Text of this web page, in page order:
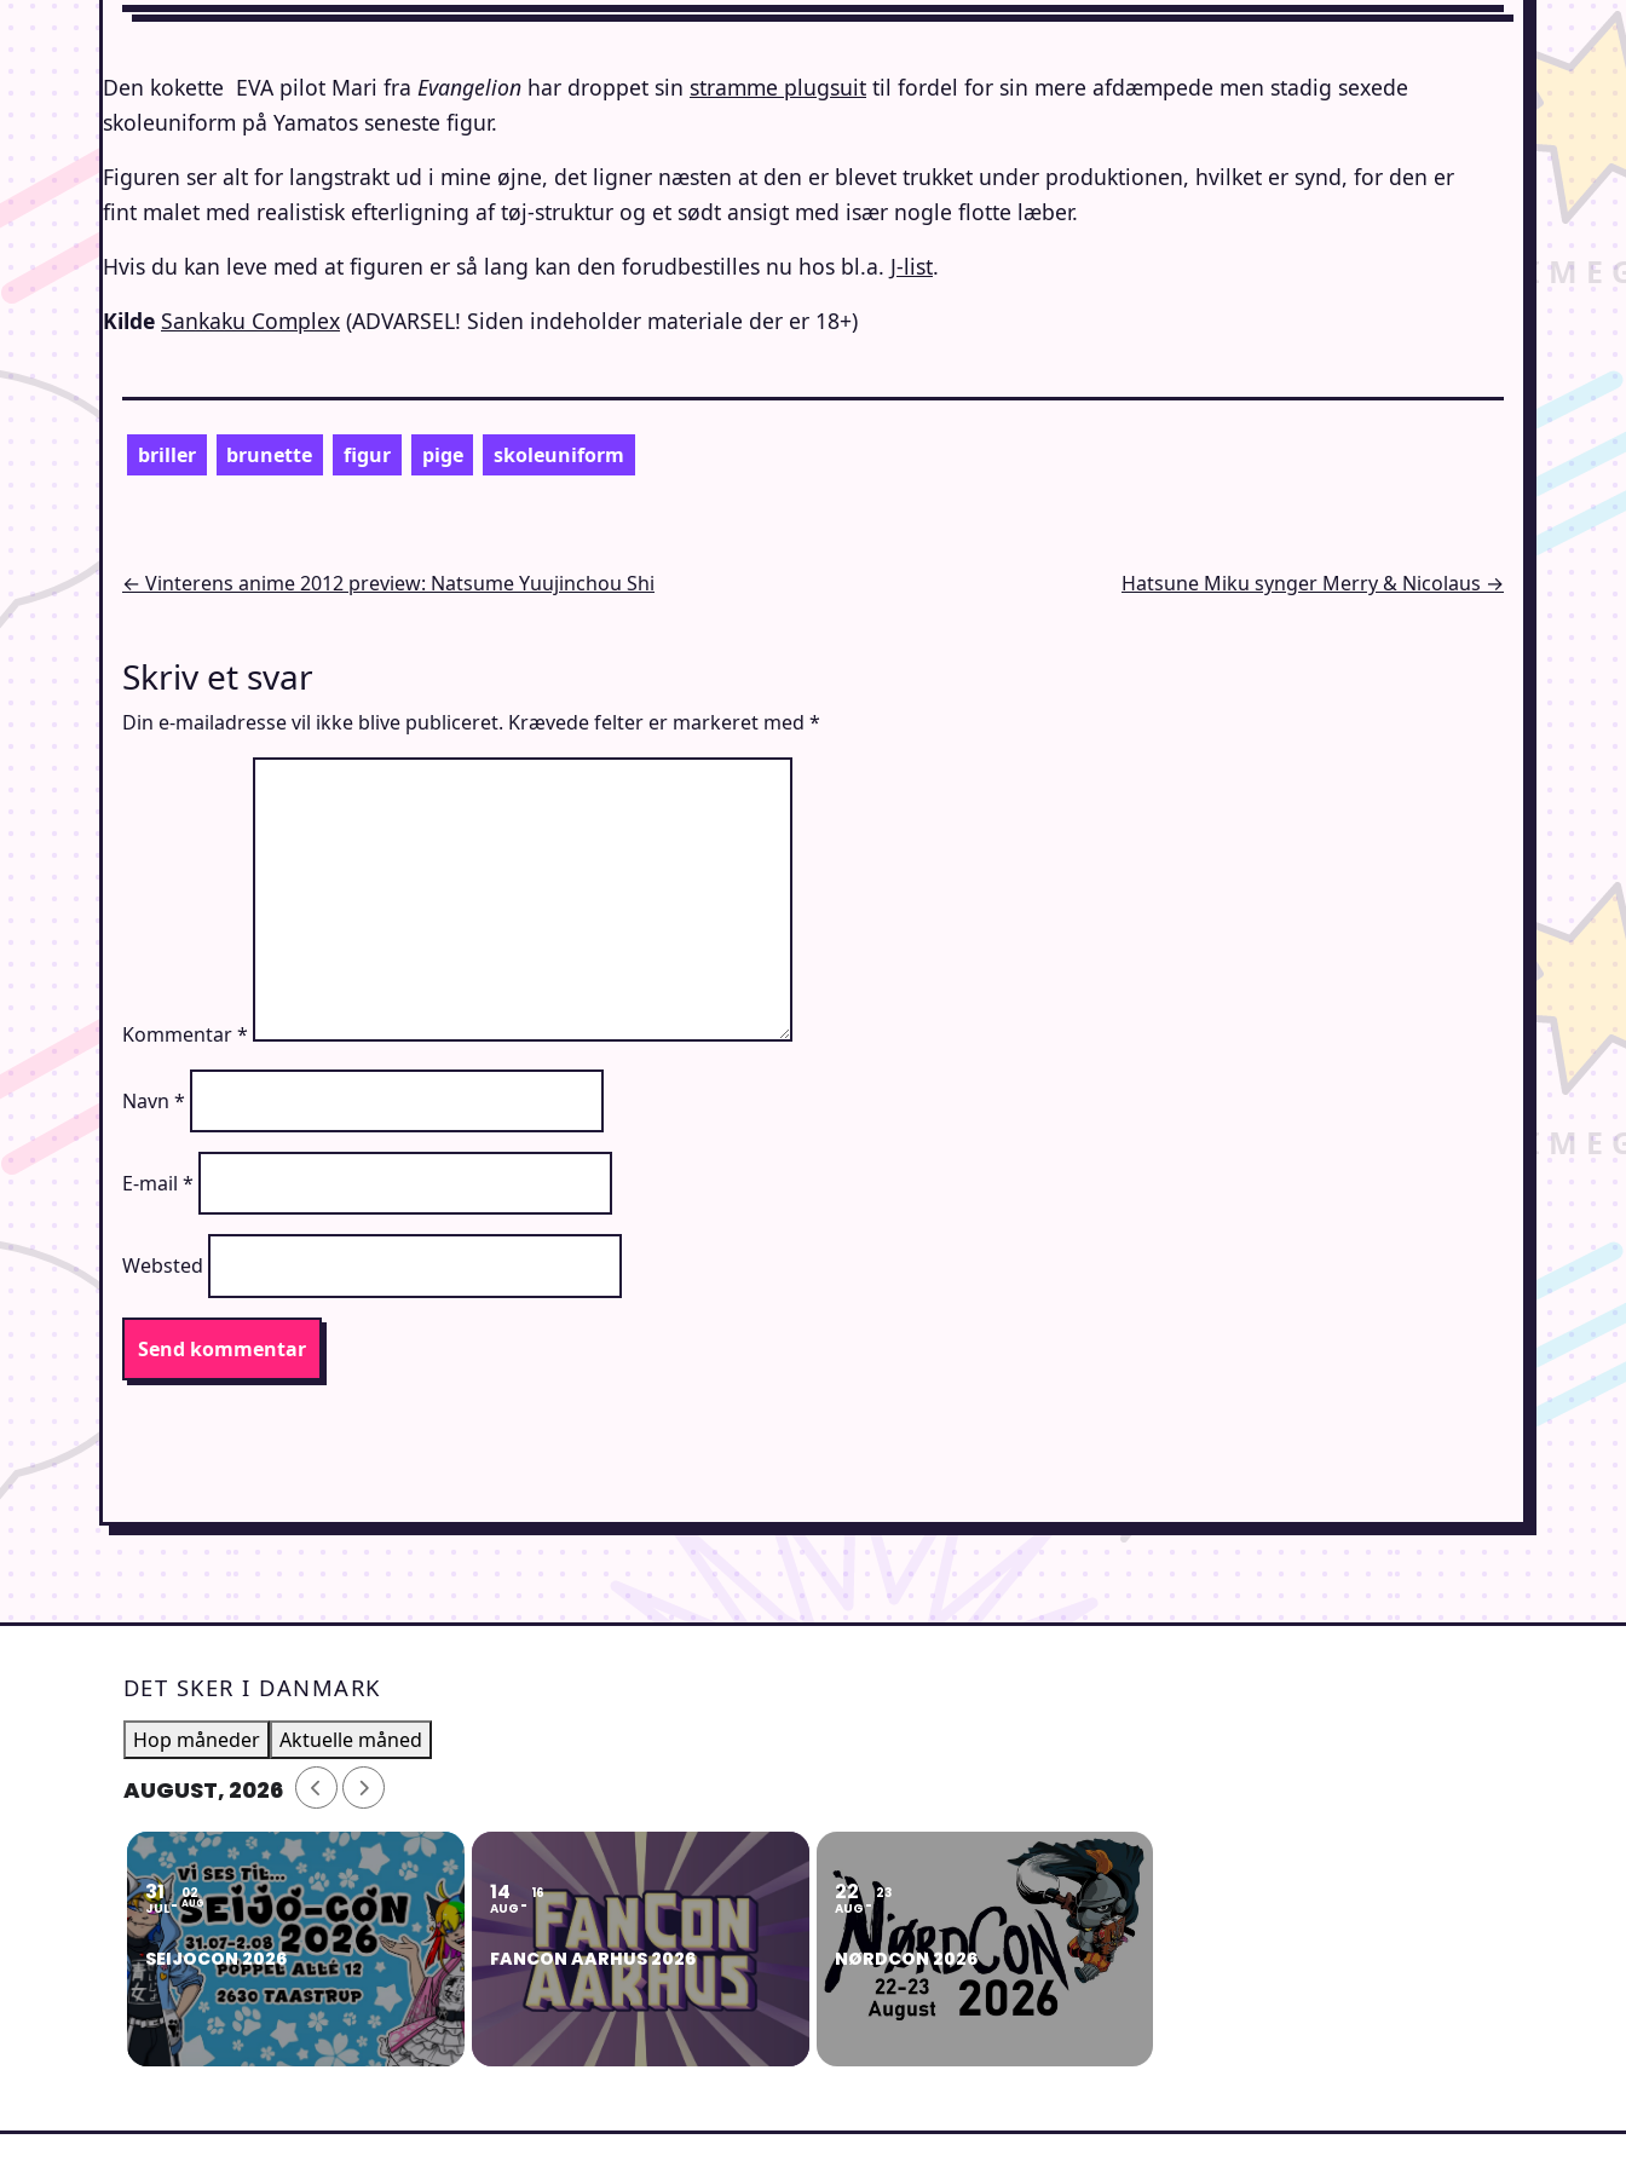
Den kokette EVA pilot Mari fra Evangelion har droppet sin stramme plugsuit til fordel for sin mere afdæmpede men stadig sexede
skoleuniform på Yamatos seneste figur.
Figuren ser alt for langstrakt ud i mine øjne, det ligner næsten at den er blevet trukket under produktionen, hvilket er synd, for den er
fint malet med realistisk efterligning af tøj-struktur og et sødt ansigt med især nogle flotte læber.
Hvis du kan leve med at figuren er så lang kan den forudbestilles nu hos bl.a. J-list.
Kilde Sankaku Complex (ADVARSEL! Siden indeholder materiale der er 18+)
briller brunette figur pige skoleuniform
Indlægsnavigation
← Vinterens anime 2012 preview: Natsume Yuujinchou Shi Hatsune Miku synger Merry & Nicolaus →
Skriv et svar
Din e-mailadresse vil ikke blive publiceret. Krævede felter er markeret med *
Kommentar*
Navn *
E-mail *
Websted
DET SKER I DANMARK
Hop måneder Aktuelle måned
AUGUST, 2026
31
JUL
02
AUG
SEIJOCON 2026
14
AUG
16
FANCON AARHUS 2026
22
AUG
23
NØRDCON 2026